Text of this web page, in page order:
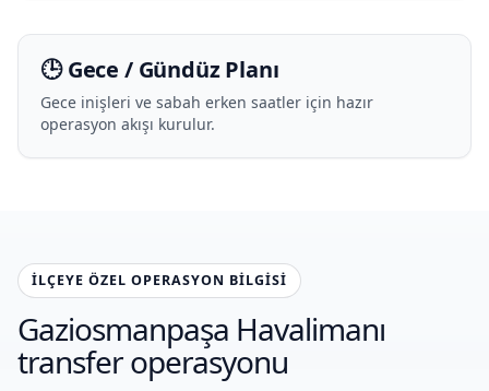
🕒 Gece / Gündüz Planı
Gece inişleri ve sabah erken saatler için hazır
operasyon akışı kurulur.
İLÇEYE ÖZEL OPERASYON BILGISI
Gaziosmanpaşa Havalimanı
transfer operasyonu